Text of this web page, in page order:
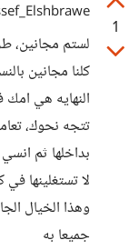
1
لستم مجانين،
كلنا مجانين
النهايه هي امك
تتجه نحوك،
بداخلها ثم
لا تستغلينها
وهذا الخيال
جميعا به